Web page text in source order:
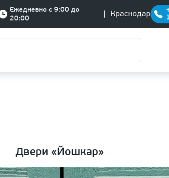
Ежедневно с 9:00 до
20:00
Краснодар
Двери «Йошкар»